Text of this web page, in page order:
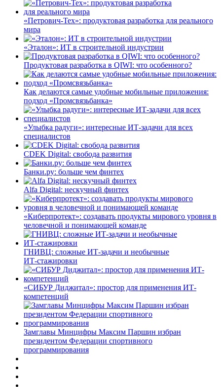
«Петрович-Тех»: продуктовая разработка для реального
мира
«Эталон»: ИТ в строительной индустрии
Продуктовая разработка в QIWI: что особенного?
Как делаются самые удобные мобильные приложения:
подход «Промсвязьбанка»
«Улыбка радуги»: интересные ИТ-задачи для всех
специалистов
CDEK Digital: свобода развития
Банки.ру: больше чем финтех
Alfa Digital: нескучный финтех
«Киберпротект»: создавать продукты мирового уровня в
человечной и понимающей команде
ГНИВЦ: сложные ИТ‑задачи и необычные
ИТ‑стажировки
«СИБУР Диджитал»: простор для применения ИТ-
компетенций
Замглавы Минцифры Максим Паршин избран
президентом Федерации спортивного
программирования